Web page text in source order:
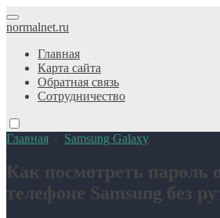
normalnet.ru
Главная
Карта сайта
Обратная связь
Сотрудничество
Главная Samsung Galaxy
Как посмотреть пароль
телефоне Samsung без